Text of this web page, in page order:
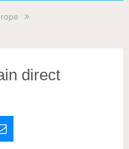
direct